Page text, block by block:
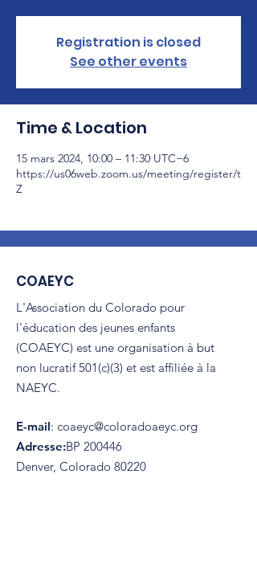
Registration is closed
See other events
Time & Location
15 mars 2024, 10:00 – 11:30 UTC−6
https://us06web.zoom.us/meeting/register/t
Z
COAEYC
L'Association du Colorado pour
l'éducation des jeunes enfants
(COAEYC) est une organisation à but
non lucratif 501(c)(3) et est affiliée à la
NAEYC.
E-mail: coaeyc@coloradoaeyc.org
Adresse:​BP 200446
Denver, Colorado 80220